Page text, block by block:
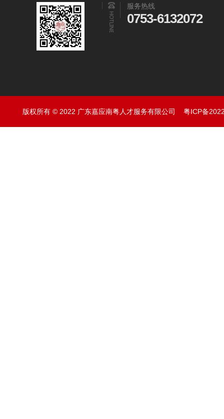
服务热线
0753-6132072
版权所有 © 2022 广东嘉应南粤人才服务有限公司 粤ICP备